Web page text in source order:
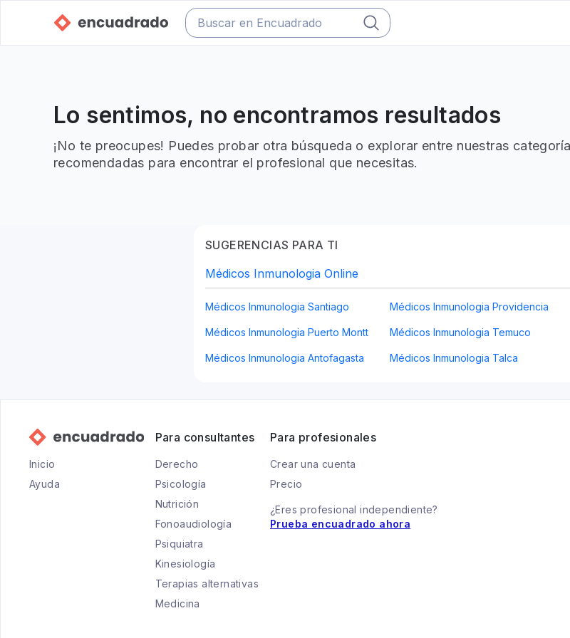
Lo sentimos, no encontramos resultados
¡No te preocupes! Puedes probar otra búsqueda o explorar entre nuestras
recomendadas para encontrar el profesional que necesitas.
SUGERENCIAS PARA TI
Médicos Inmunologia Online
Médicos Inmunologia Santiago Médicos Inmunologia Providencia
Médicos Inmunologia Puerto Montt Médicos Inmunologia Temuco
Médicos Inmunologia Antofagasta Médicos Inmunologia Talca
Inicio
Ayuda
Para consultantes
Derecho
Psicología
Nutrición
Fonoaudiología
Psiquiatra
Kinesiología
Terapias alternativas
Medicina
Para profesionales
Crear una cuenta
Precio
¿Eres profesional independiente?
Prueba encuadrado ahora